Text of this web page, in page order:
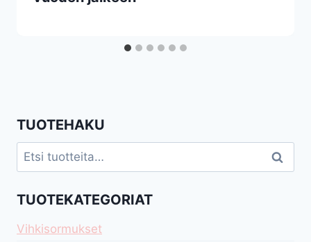
TUOTEHAKU
Etsi: Haku
TUOTEKATEGORIAT
Vihkisormukset